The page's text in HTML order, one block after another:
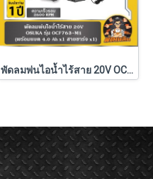
พัดลมพ่นไอน้ำไร้สาย 20V OCF763-M1 OSUKA (ครบชุด/ตัวเปล่า)